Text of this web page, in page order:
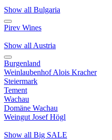
Show all Bulgaria
Pirev Wines
Show all Austria
Burgenland
Weinlaubenhof Alois Kracher
Steiermark
Tement
Wachau
Domäne Wachau
Weingut Josef Högl
Show all Big SALE